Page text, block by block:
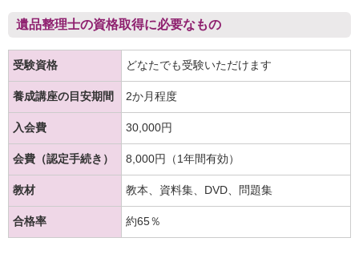
遺品整理士の資格取得に必要なもの
受験資格 どなたでも受験いただけます
養成講座の目安期間 2か月程度
入会費 30,000円
会費（認定手続き） 8,000円（1年間有効）
教材 教本、資料集、DVD、問題集
合格率 約65％